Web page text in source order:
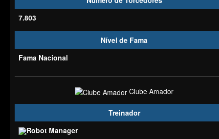
7.803
Nível de Fama
Fama Nacional
Clube Amador
Treinador
Robot Manager